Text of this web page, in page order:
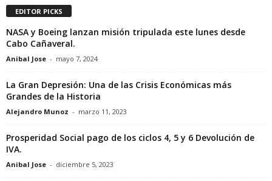
EDITOR PICKS
NASA y Boeing lanzan misión tripulada este lunes desde
Cabo Cañaveral.
Anibal Jose - mayo 7, 2024
La Gran Depresión: Una de las Crisis Económicas más
Grandes de la Historia
Alejandro Munoz - marzo 11, 2023
Prosperidad Social pago de los ciclos 4, 5 y 6 Devolución de
IVA.
Anibal Jose - diciembre 5, 2023